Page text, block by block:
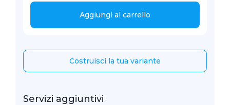
Aggiungi al carrello
Costruisci la tua variante
Servizi aggiuntivi